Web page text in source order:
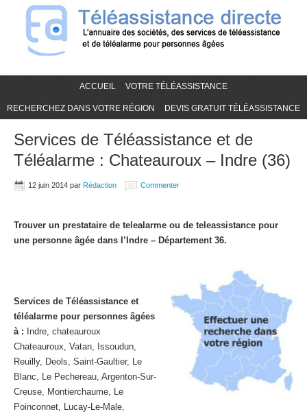
ACCUEIL VOTRE TÉLÉASSISTANCE
RECHERCHEZ DANS VOTRE RÉGION DEVIS GRATUIT TÉLÉASSISTANCE
Services de Téléassistance et de
Téléalarme : Chateauroux – Indre (36)
12 juin 2014 par Rédaction Commenter
Trouver un prestataire de telealarme ou de teleassistance pour
une personne âgée dans l’Indre – Département 36.
Services de Téléassistance et
téléalarme pour personnes âgées
à : Indre, chateauroux
Chateauroux, Vatan, Issoudun,
Reuilly, Deols, Saint-Gaultier, Le
Blanc, Le Pechereau, Argenton-Sur-
Creuse, Montierchaume, Le
Poinconnet, Lucay-Le-Male,